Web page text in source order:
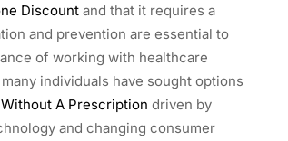
Discount and that it requires a
and prevention are essential to
of working with healthcare
individuals have sought options
A Prescription driven by
and changing consumer